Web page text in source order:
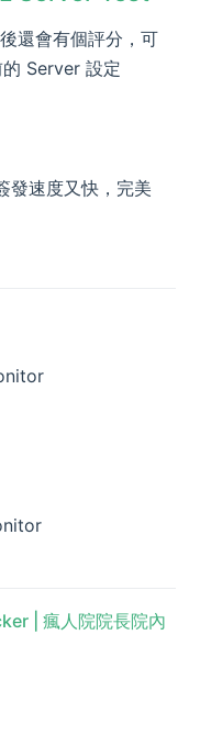
還會有個評分，可
Server 設定
發速度又快，完美
| 瘋人院院長院內